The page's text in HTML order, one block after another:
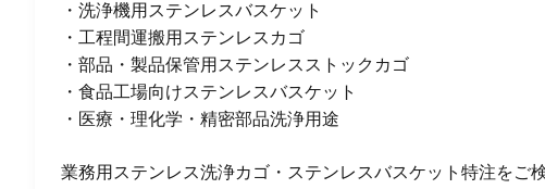
・洗浄機用ステンレスバスケット
・工程間運搬用ステンレスカゴ
・部品・製品保管用ステンレスストックカゴ
・食品工場向けステンレスバスケット
・医療・理化学・精密部品洗浄用途
業務用ステンレス洗浄カゴ・ステンレスバスケット特注をご